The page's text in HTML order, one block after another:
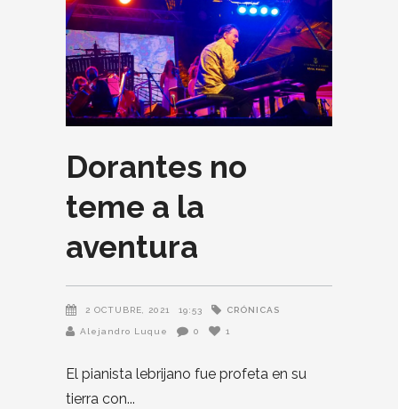
Dorantes no
teme a la
aventura
2 OCTUBRE, 2021 19:53 CRÓNICAS
Alejandro Luque 0 1
El pianista lebrijano fue profeta en su
tierra con